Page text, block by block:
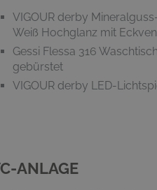
VIGOUR derby
Weiß Hochglanz mit
Gessi Flessa 316
gebürstet
VIGOUR derby LED-
ANLAGE